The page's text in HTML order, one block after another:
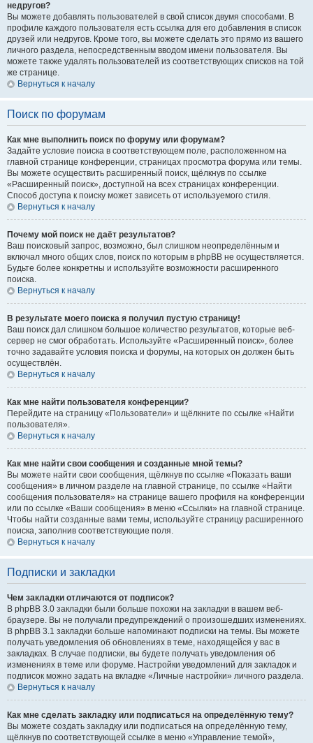
недругов?
Вы можете добавлять пользователей в свой список двумя способами. В
профиле каждого пользователя есть ссылка для его добавления в список
друзей или недругов. Кроме того, вы можете сделать это прямо из вашего
личного раздела, непосредственным вводом имени пользователя. Вы
можете также удалять пользователей из соответствующих списков на той
же странице.
Вернуться к началу
Поиск по форумам
Как мне выполнить поиск по форуму или форумам?
Задайте условие поиска в соответствующем поле, расположенном на
главной странице конференции, страницах просмотра форума или темы.
Вы можете осуществить расширенный поиск, щёлкнув по ссылке
«Расширенный поиск», доступной на всех страницах конференции.
Способ доступа к поиску может зависеть от используемого стиля.
Вернуться к началу
Почему мой поиск не даёт результатов?
Ваш поисковый запрос, возможно, был слишком неопределённым и
включал много общих слов, поиск по которым в phpBB не осуществляется.
Будьте более конкретны и используйте возможности расширенного
поиска.
Вернуться к началу
В результате моего поиска я получил пустую страницу!
Ваш поиск дал слишком большое количество результатов, которые веб-
сервер не смог обработать. Используйте «Расширенный поиск», более
точно задавайте условия поиска и форумы, на которых он должен быть
осуществлён.
Вернуться к началу
Как мне найти пользователя конференции?
Перейдите на страницу «Пользователи» и щёлкните по ссылке «Найти
пользователя».
Вернуться к началу
Как мне найти свои сообщения и созданные мной темы?
Вы можете найти свои сообщения, щёлкнув по ссылке «Показать ваши
сообщения» в личном разделе на главной странице, по ссылке «Найти
сообщения пользователя» на странице вашего профиля на конференции
или по ссылке «Ваши сообщения» в меню «Ссылки» на главной странице.
Чтобы найти созданные вами темы, используйте страницу расширенного
поиска, заполнив соответствующие поля.
Вернуться к началу
Подписки и закладки
Чем закладки отличаются от подписок?
В phpBB 3.0 закладки были больше похожи на закладки в вашем веб-
браузере. Вы не получали предупреждений о произошедших изменениях.
В phpBB 3.1 закладки больше напоминают подписки на темы. Вы можете
получать уведомления об обновлениях в теме, находящейся у вас в
закладках. В случае подписки, вы будете получать уведомления об
изменениях в теме или форуме. Настройки уведомлений для закладок и
подписок можно задать на вкладке «Личные настройки» личного раздела.
Вернуться к началу
Как мне сделать закладку или подписаться на определённую тему?
Вы можете создать закладку или подписаться на определённую тему,
щёлкнув по соответствующей ссылке в меню «Управление темой»,